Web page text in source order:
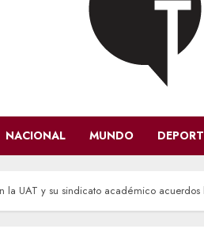
NACIONAL MUNDO
la UAT y su sindicato académico acuerdos